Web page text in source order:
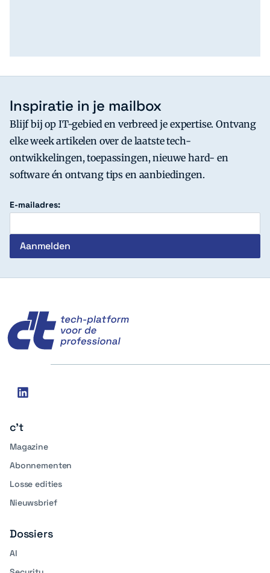
Inspiratie in je mailbox
Blijf bij op IT-gebied en verbreed je expertise. Ontvang
elke week artikelen over de laatste tech-
ontwikkelingen, toepassingen, nieuwe hard- en
software én ontvang tips en aanbiedingen.
E-mailadres:
Social
linkedin
c't
Magazine
Abonnementen
Losse edities
Nieuwsbrief
Dossiers
AI